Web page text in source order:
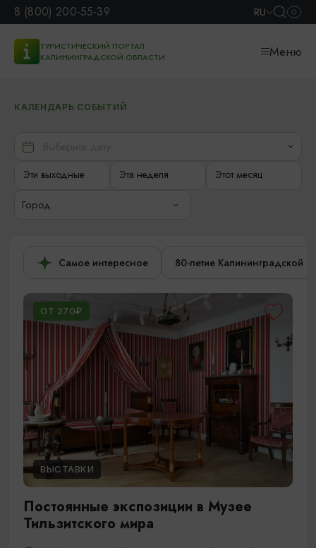
8 (800) 200-55-39 RU
ТУРИСТИЧЕСКИЙ ПОРТАЛ
КАЛИНИНГРАДСКОЙ ОБЛАСТИ
Меню
КАЛЕНДАРЬ СОБЫТИЙ
Эти выходные Эта неделя Этот месяц
Город
Самое интересное 80-летие Калининградской
ОТ 270₽
ВЫСТАВКИ
Постоянные экспозиции в Музее
Тильзитского мира